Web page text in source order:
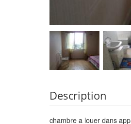
Description
chambre a louer dans